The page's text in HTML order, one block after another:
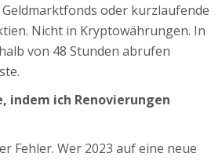
oder kurzlaufende
Nicht in Kryptowährungen. In
von 48 Stunden abrufen
indem ich Renovierungen
Fehler. Wer 2023 auf eine neue